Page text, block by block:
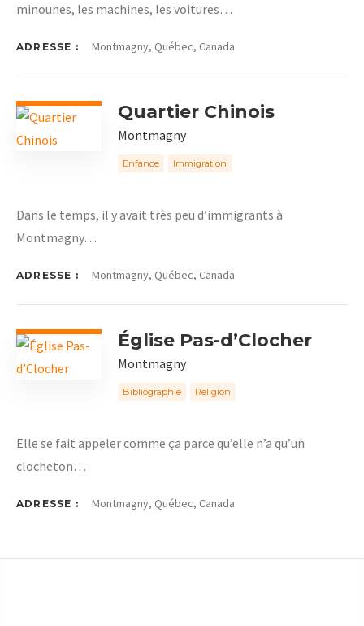
minounes, les machines, les voitures…
ADRESSE : Montmagny, Québec, Canada
Quartier Chinois
Montmagny
Enfance Immigration
Dans le temps, il y avait très peu d’immigrants à
Montmagny…
ADRESSE : Montmagny, Québec, Canada
Église Pas-d’Clocher
Montmagny
Bibliographie Religion
Elle se fait appeler comme ça parce qu’elle n’a qu’un
clocheton…
ADRESSE : Montmagny, Québec, Canada